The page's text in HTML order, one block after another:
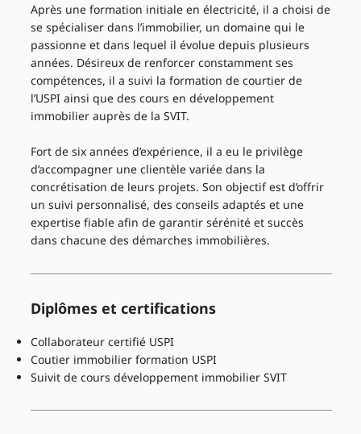
Après une formation initiale en électricité, il a choisi de
se spécialiser dans l’immobilier, un domaine qui le
passionne et dans lequel il évolue depuis plusieurs
années. Désireux de renforcer constamment ses
compétences, il a suivi la formation de courtier de
l’USPI ainsi que des cours en développement
immobilier auprès de la SVIT.
Fort de six années d’expérience, il a eu le privilège
d’accompagner une clientèle variée dans la
concrétisation de leurs projets. Son objectif est d’offrir
un suivi personnalisé, des conseils adaptés et une
expertise fiable afin de garantir sérénité et succès
dans chacune des démarches immobilières.
Diplômes et certifications
Collaborateur certifié USPI
Coutier immobilier formation USPI
Suivit de cours développement immobilier SVIT